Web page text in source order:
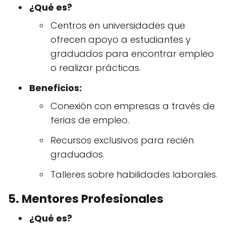
¿Qué es?
Centros en universidades que
ofrecen apoyo a estudiantes y
graduados para encontrar empleo
o realizar prácticas.
Beneficios:
Conexión con empresas a través de
ferias de empleo.
Recursos exclusivos para recién
graduados.
Talleres sobre habilidades laborales.
5. Mentores Profesionales
¿Qué es?